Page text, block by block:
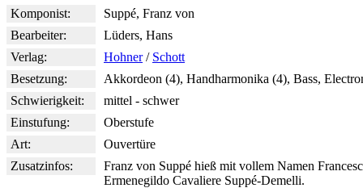
Komponist:
Suppé, Franz von
Bearbeiter:
Lüders, Hans
Verlag:
Hohner/ Schott
Besetzung:
Akkordeon (4), Handharmonika (4), Bass,
Schwierigkeit:
mittel - schwer
Einstufung:
Oberstufe
Art:
Ouvertüre
Zusatzinfos:
Franz von Suppé hieß mit vollem Namen
Ermenegildo Cavaliere Suppé-Demelli.